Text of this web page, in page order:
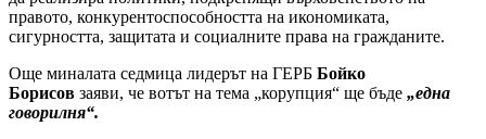
правото, конкурентоспособността на икономиката,
сигурността, защитата и социалните права на гражданите.
Още миналата седмица лидерът на ГЕРБ Бойко
Борисов заяви, че вотът на тема „корупция“ ще бъде „една
говорилня“.